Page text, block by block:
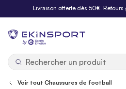
Allez au contenuLivraison offerte dès 50€. Retours
by
Voir tout Chaussures de football